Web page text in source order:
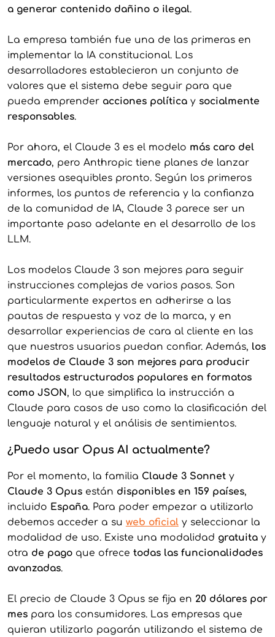
a generar contenido dañino o ilegal.
La empresa también fue una de las primeras en
implementar la IA constitucional. Los
desarrolladores establecieron un conjunto de
valores que el sistema debe seguir para que
pueda emprender acciones políticay socialmente
responsables.
Por ahora, el Claude 3 es el modelo más caro del
mercado, pero Anthropic tiene planes de lanzar
versiones asequibles pronto. Según los primeros
informes, los puntos de referencia y la confianza
de la comunidad de IA, Claude 3 parece ser un
importante paso adelante en el desarrollo de los
LLM.
Los modelos Claude 3 son mejores para seguir
instrucciones complejas de varios pasos. Son
particularmente expertos en adherirse a las
pautas de respuesta y voz de la marca, y en
desarrollar experiencias de cara al cliente en las
que nuestros usuarios puedan confiar. Además, los
modelos de Claude 3 son mejores para producir
resultados estructurados populares en formatos
como JSON, lo que simplifica la instrucción a
Claude para casos de uso como la clasificación del
lenguaje natural y el análisis de sentimientos.
¿Puedo usar Opus AI actualmente?
Por el momento, la familia Claude 3 Sonnety
Claude 3 Opusestán disponibles en 159 países,
incluido España. Para poder empezar a utilizarlo
debemos acceder a su web oficialy seleccionar la
modalidad de uso. Existe una modalidad gratuitay
otra de pagoque ofrece todas las funcionalidades
avanzadas.
El precio de Claude 3 Opus se fija en 20 dólares por
mespara los consumidores. Las empresas que
quieran utilizarlo pagarán utilizando el sistema de